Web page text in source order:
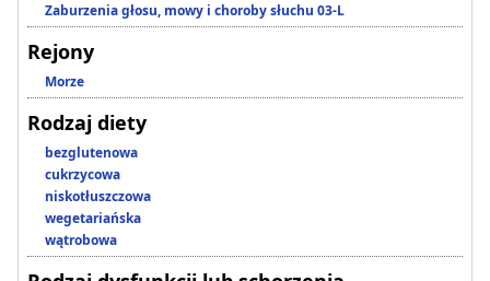
Zaburzenia głosu, mowy i choroby słuchu 03-L
Rejony
Morze
Rodzaj diety
bezglutenowa
cukrzycowa
niskotłuszczowa
wegetariańska
wątrobowa